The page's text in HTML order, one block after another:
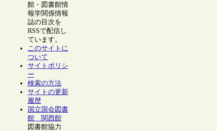
館・図書館情
報学関係情報
誌の目次を
RSSで配信し
ています。
このサイトに
ついて
サイトポリシ
ー
検索の方法
サイトの更新
履歴
国立国会図書
館 関西館
図書館協力